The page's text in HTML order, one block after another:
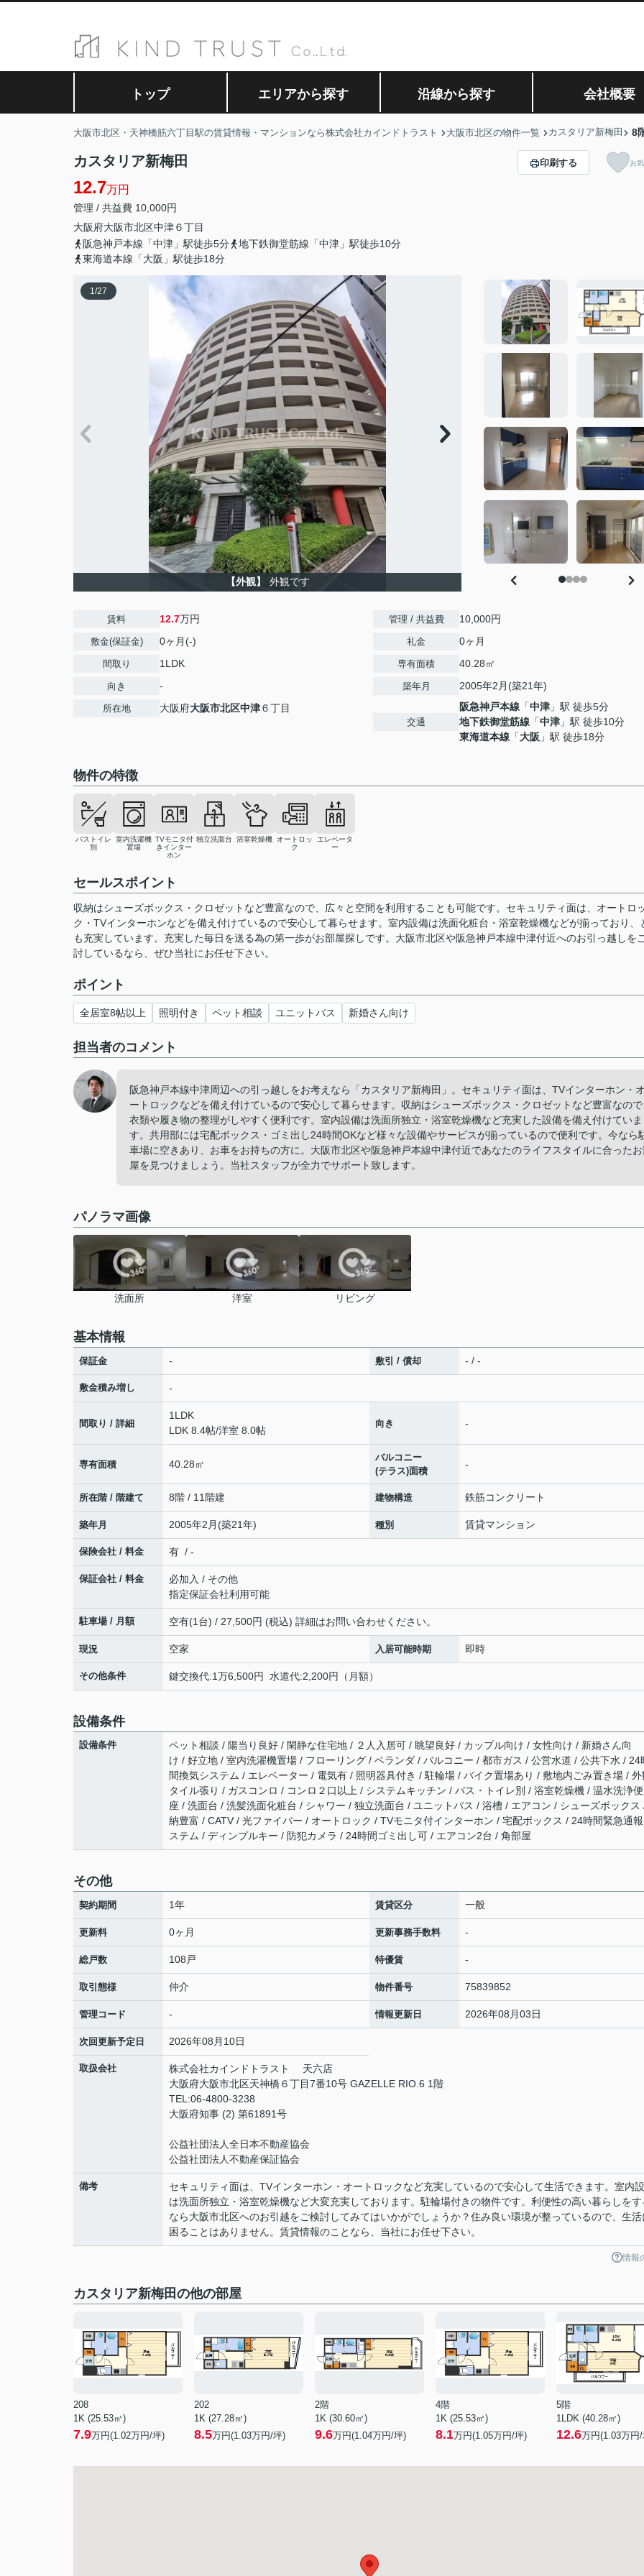
トップ エリアから探す 沿線から探す 会社概要
大阪市北区・天神橋筋六丁目駅の賃貸情報・マンションなら株式会社カインドトラスト 大阪市北区の物件一覧 カスタリア新梅田 8
カスタリア新梅田
12.7万円
管理 / 共益費 10,000円
大阪府大阪市北区中津６丁目
阪急神戸本線「中津」駅徒歩5分
地下鉄御堂筋線「中津」駅徒歩10分
東海道本線「大阪」駅徒歩18分
印刷する お
1/27
【外観】 外観です
賃料 12.7万円
敷金(保証金) 0ヶ月(-)
間取り 1LDK
向き -
所在地 大阪府大阪市北区中津６丁目
管理 / 共益費 10,000円
礼金 0ヶ月
専有面積 40.28㎡
築年月 2005年2月(築21年)
交通
阪急神戸本線 「中津 」駅 徒歩5分
地下鉄御堂筋線 「中津 」駅 徒歩10分
東海道本線 「大阪 」駅 徒歩18分
物件の特徴
バストイレ
別
室内洗濯機
置場
TVモニタ付
きインター
ホン
独立洗面台 浴室乾燥機
オートロッ
ク
エレベータ
ー
セールスポイント
収納はシューズボックス・クロゼットなど豊富なので、広々と空間を利用することも可能です。セキュリティ面は、オートロ
ク・TVインターホンなどを備え付けているので安心して暮らせます。室内設備は洗面化粧台・浴室乾燥機などが揃っており、
も充実しています。充実した毎日を送る為の第一歩がお部屋探しです。大阪市北区や阪急神戸本線中津付近へのお引っ越しを
討しているなら、ぜひ当社にお任せ下さい。
ポイント
全居室8帖以上 照明付き ペット相談 ユニットバス 新婚さん向け
担当者のコメント
阪急神戸本線中津周辺への引っ越しをお考えなら「カスタリア新梅田」。セキュリティ面は、TVインターホン・オ
ートロックなどを備え付けているので安心して暮らせます。収納はシューズボックス・クロゼットなど豊富なので
衣類や履き物の整理がしやすく便利です。室内設備は洗面所独立・浴室乾燥機など充実した設備を備え付けていま
す。共用部には宅配ボックス・ゴミ出し24時間OKなど様々な設備やサービスが揃っているので便利です。今なら
車場に空きあり、お車をお持ちの方に。大阪市北区や阪急神戸本線中津付近であなたのライフスタイルに合ったお
屋を見つけましょう。当社スタッフが全力でサポート致します。
パノラマ画像
洗面所 洋室 リビング
基本情報
保証金 - 敷引 / 償却 - / -
敷金積み増し -
間取り / 詳細
1LDK
LDK 8.4帖/洋室 8.0帖
向き -
専有面積 40.28㎡
バルコニー
(テラス)面積
-
所在階 / 階建て 8階 / 11階建 建物構造 鉄筋コンクリート
築年月 2005年2月(築21年) 種別 賃貸マンション
保険会社 / 料金 有 / -
保証会社 / 料金
必加入 / その他
指定保証会社利用可能
駐車場 / 月額 空有(1台) / 27,500円 (税込) 詳細はお問い合わせください。
現況 空家 入居可能時期 即時
その他条件 鍵交換代:1万6,500円 水道代:2,200円（月額）
設備条件
設備条件
ペット相談 / 陽当り良好 / 閑静な住宅地 / ２人入居可 / 眺望良好 / カップル向け / 女性向け / 新婚さん向
け / 好立地 / 室内洗濯機置場 / フローリング / ベランダ / バルコニー / 都市ガス / 公営水道 / 公共下水 / 24
間換気システム / エレベーター / 電気有 / 照明器具付き / 駐輪場 / バイク置場あり / 敷地内ごみ置き場 / 外
タイル張り / ガスコンロ / コンロ２口以上 / システムキッチン / バス・トイレ別 / 浴室乾燥機 / 温水洗浄便
座 / 洗面台 / 洗髪洗面化粧台 / シャワー / 独立洗面台 / ユニットバス / 浴槽 / エアコン / シューズボックス
納豊富 / CATV / 光ファイバー / オートロック / TVモニタ付インターホン / 宅配ボックス / 24時間緊急通
ステム / ディンプルキー / 防犯カメラ / 24時間ゴミ出し可 / エアコン2台 / 角部屋
その他
契約期間 1年 賃貸区分 一般
更新料 0ヶ月 更新事務手数料 -
総戸数 108戸 特優賃 -
取引態様 仲介 物件番号 75839852
管理コード - 情報更新日 2026年08月03日
次回更新予定日 2026年08月10日
取扱会社
株式会社カインドトラスト 天六店
大阪府大阪市北区天神橋６丁目7番10号 GAZELLE RIO.6 1階
TEL:06-4800-3238
大阪府知事 (2) 第61891号
公益社団法人全日本不動産協会
公益社団法人不動産保証協会
備考
セキュリティ面は、TVインターホン・オートロックなど充実しているので安心して生活できます。室内
は洗面所独立・浴室乾燥機など大変充実しております。駐輪場付きの物件です。利便性の高い暮らしをす
なら大阪市北区へのお引越をご検討してみてはいかがでしょうか？住み良い環境が整っているので、生活
困ることはありません。賃貸情報のことなら、当社にお任せ下さい。
情報
カスタリア新梅田の他の部屋
208
1K (25.53㎡)
7.9万円(1.02万円/坪)
202
1K (27.28㎡)
8.5万円(1.03万円/坪)
2階
1K (30.60㎡)
9.6万円(1.04万円/坪)
4階
1K (25.53㎡)
8.1万円(1.05万円/坪)
5階
1LDK (40.28㎡)
12.6万円(1.03万円